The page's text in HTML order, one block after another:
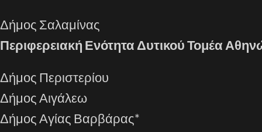
Δήμος Σαλαμίνας
Περιφερειακή Ενότητα Δυτικού Τομέα
Δήμος Περιστερίου
Δήμος Αιγάλεω
Δήμος Αγίας Βαρβάρας*